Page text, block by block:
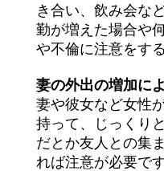
き合い、飲み会な
勤が増えた場合や
や不倫に注意をす
妻の外出の増加に
妻や彼女など女性
持って、じっくり
だとか友人との集
れば注意が必要で